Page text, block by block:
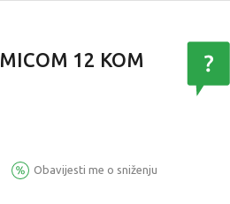
12 KOM
Obavijesti me o sniženju